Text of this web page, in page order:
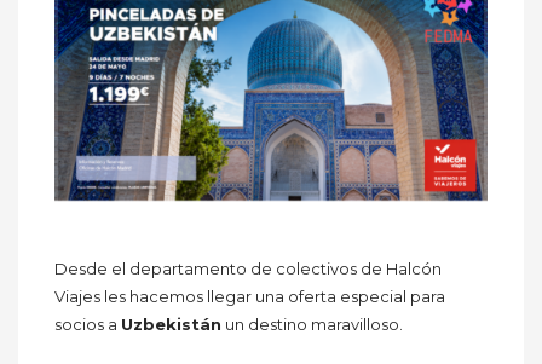
Desde el departamento de colectivos de Halcón
Viajes les hacemos llegar una oferta especial para
socios a Uzbekistán un destino maravilloso.